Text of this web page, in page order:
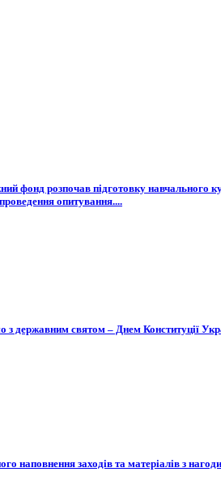
фонд розпочав підготовку навчального
опитування....
з державним святом – Днем Конституції
наповнення заходів та матеріалів з